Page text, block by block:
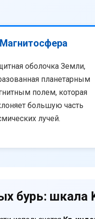
оболочка Земли,
планетарным
полем, которая
большую часть
лучей.
бурь: шкала